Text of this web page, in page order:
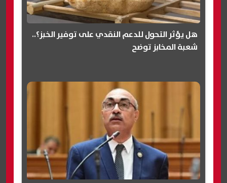
هل يؤثر التحول للدعم النقدي على توفير الخبز؟..
شعبة المخابز توضح